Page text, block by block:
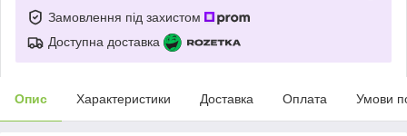
Замовлення під захистом
Доступна доставка
Опис Характеристики Доставка Оплата Умови